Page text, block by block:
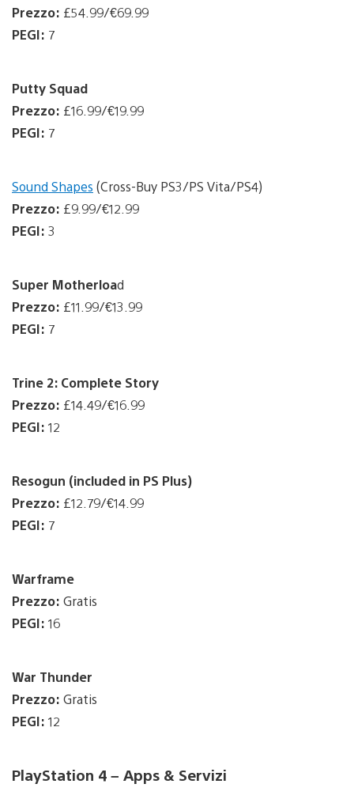
Prezzo: £54.99/€69.99
PEGI: 7
Putty Squad
Prezzo: £16.99/€19.99
PEGI: 7
Sound Shapes (Cross-Buy PS3/PS Vita/PS4)
Prezzo: £9.99/€12.99
PEGI: 3
Super Motherload
Prezzo: £11.99/€13.99
PEGI: 7
Trine 2: Complete Story
Prezzo: £14.49/€16.99
PEGI: 12
Resogun (included in PS Plus)
Prezzo: £12.79/€14.99
PEGI: 7
Warframe
Prezzo: Gratis
PEGI: 16
War Thunder
Prezzo: Gratis
PEGI: 12
PlayStation 4 – Apps & Servizi